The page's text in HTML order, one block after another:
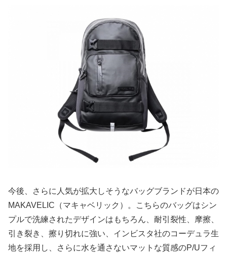
今後、さらに人気が拡大しそうなバッグブランドが日本の
MAKAVELIC（マキャベリック）。こちらのバッグはシン
プルで洗練されたデザインはもちろん、耐引裂性、摩擦、
引き裂き、擦り切れに強い、インビスタ社のコーデュラ生
地を採用し、さらに水を通さないマットな質感のP/Uフィ